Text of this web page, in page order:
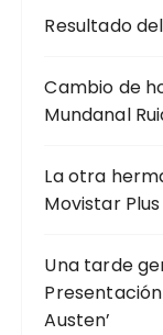
Resultado
Cambio de
Mundanal
La otra
Movistar
Una tarde
Austen’